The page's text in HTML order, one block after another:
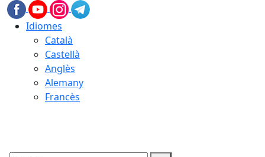
Idiomes
Català
Castellà
Anglès
Alemany
Francès